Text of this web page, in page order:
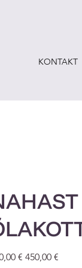
KONTAKT
€ price
450,00 €